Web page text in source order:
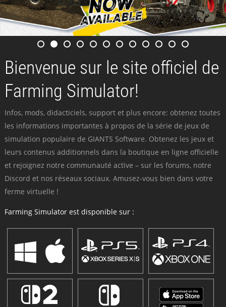
Bienvenue sur le site officiel de
Farming Simulator!
Infos, mods, didacticiels, support et plus encore: obtenez toutes
les informations importantes à propos de la série de jeux de
simulation populaire de GIANTS Software. Obtenez les jeux et
leurs contenus additionnels dans la boutique en ligne officielle
et rejoignez notre communauté active – sur les forums, notre
Discord et nos réseaux sociaux. Amusez-vous bien dans votre
ferme virtuelle !
Farming Simulator est disponible sur :